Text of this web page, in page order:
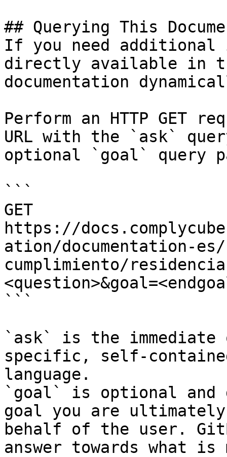
## Querying This
If you need
directly available in
documentation
Perform an HTTP GET
URL with the `ask`
optional `goal` query
```
GET
https://
ation/documentation-
cumplimiento/
```
`ask` is the
specific, self-
language.
`goal` is optional and
goal you are
behalf of the user.
answer towards what